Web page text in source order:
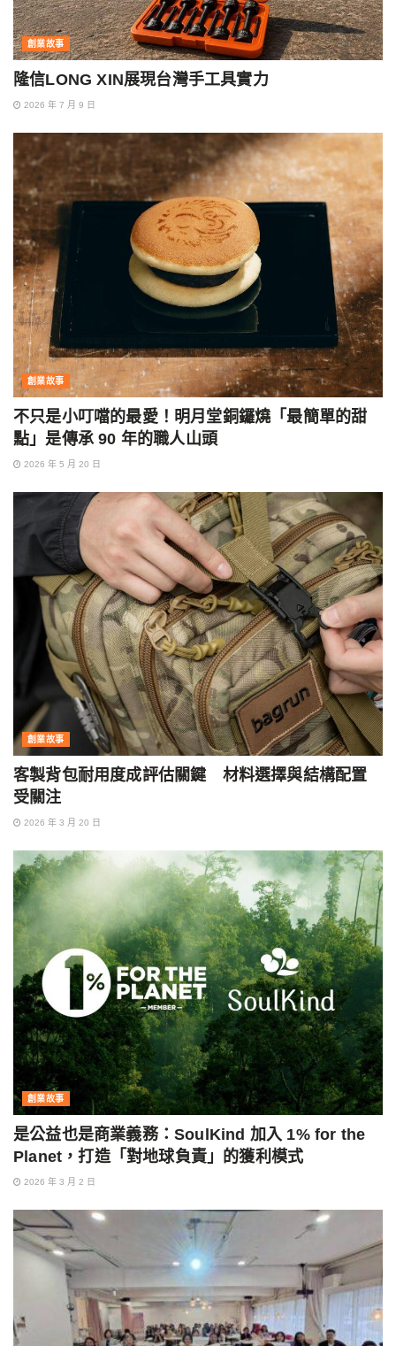
創業故事
隆信LONG XIN展現台灣手工具實力
2026 年 7 月 9 日
創業故事
不只是小叮噹的最愛！明月堂銅鑼燒「最簡單的甜
點」是傳承 90 年的職人山頭
2026 年 5 月 20 日
創業故事
客製背包耐用度成評估關鍵 材料選擇與結構配置
受關注
2026 年 3 月 20 日
創業故事
是公益也是商業義務：SoulKind 加入 1% for the
Planet，打造「對地球負責」的獲利模式
2026 年 3 月 2 日